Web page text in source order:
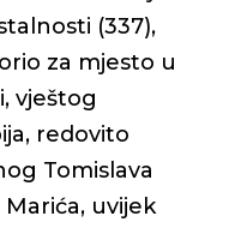
(337),
za mjesto u
vještog
redovito
Tomislava
uvijek